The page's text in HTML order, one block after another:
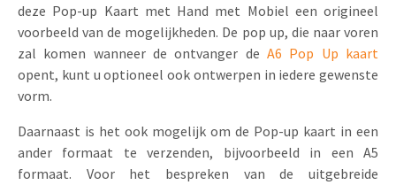
deze Pop-up Kaart met Hand met Mobiel een origineel
voorbeeld van de mogelijkheden. De pop up, die naar voren
zal komen wanneer de ontvanger de A6 Pop Up kaart
opent, kunt u optioneel ook ontwerpen in iedere gewenste
vorm.
Daarnaast is het ook mogelijk om de Pop-up kaart in een
ander formaat te verzenden, bijvoorbeeld in een A5
formaat. Voor het bespreken van de uitgebreide
Alle producten
Food Marketing